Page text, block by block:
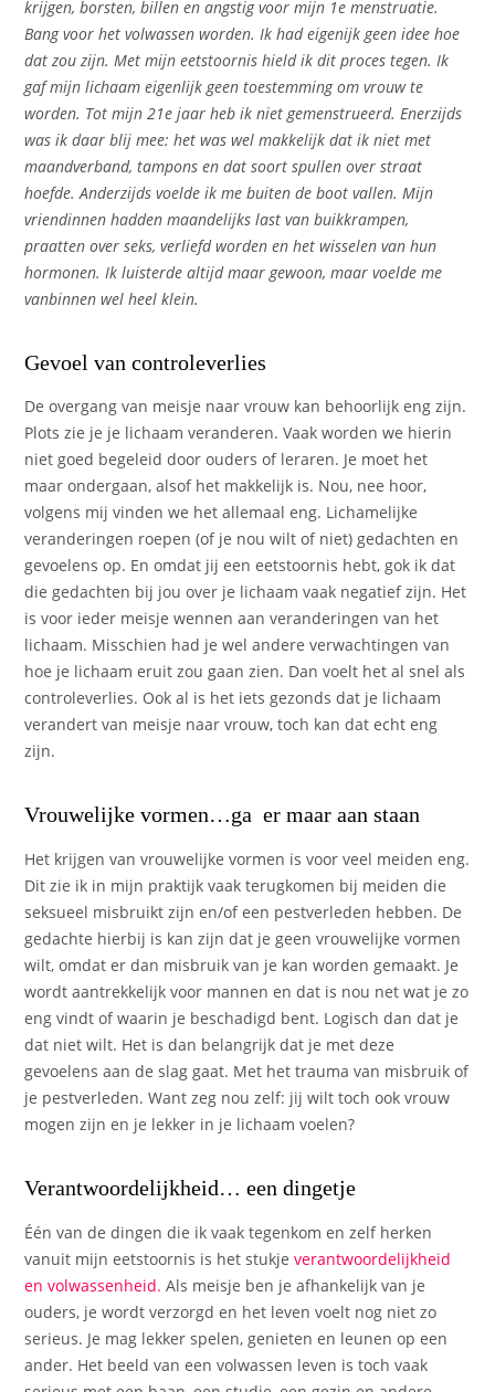
krijgen, borsten, billen en angstig voor mijn 1e menstruatie.
Bang voor het volwassen worden. Ik had eigenijk geen idee hoe
dat zou zijn. Met mijn eetstoornis hield ik dit proces tegen. Ik
gaf mijn lichaam eigenlijk geen toestemming om vrouw te
worden. Tot mijn 21e jaar heb ik niet gemenstrueerd. Enerzijds
was ik daar blij mee: het was wel makkelijk dat ik niet met
maandverband, tampons en dat soort spullen over straat
hoefde. Anderzijds voelde ik me buiten de boot vallen. Mijn
vriendinnen hadden maandelijks last van buikkrampen,
praatten over seks, verliefd worden en het wisselen van hun
hormonen. Ik luisterde altijd maar gewoon, maar voelde me
vanbinnen wel heel klein.
Gevoel van controleverlies
De overgang van meisje naar vrouw kan behoorlijk eng zijn.
Plots zie je je lichaam veranderen. Vaak worden we hierin
niet goed begeleid door ouders of leraren. Je moet het
maar ondergaan, alsof het makkelijk is. Nou, nee hoor,
volgens mij vinden we het allemaal eng. Lichamelijke
veranderingen roepen (of je nou wilt of niet) gedachten en
gevoelens op. En omdat jij een eetstoornis hebt, gok ik dat
die gedachten bij jou over je lichaam vaak negatief zijn. Het
is voor ieder meisje wennen aan veranderingen van het
lichaam. Misschien had je wel andere verwachtingen van
hoe je lichaam eruit zou gaan zien. Dan voelt het al snel als
controleverlies. Ook al is het iets gezonds dat je lichaam
verandert van meisje naar vrouw, toch kan dat echt eng
zijn.
Vrouwelijke vormen…ga er maar aan staan
Het krijgen van vrouwelijke vormen is voor veel meiden eng.
Dit zie ik in mijn praktijk vaak terugkomen bij meiden die
seksueel misbruikt zijn en/of een pestverleden hebben. De
gedachte hierbij is kan zijn dat je geen vrouwelijke vormen
wilt, omdat er dan misbruik van je kan worden gemaakt. Je
wordt aantrekkelijk voor mannen en dat is nou net wat je zo
eng vindt of waarin je beschadigd bent. Logisch dan dat je
dat niet wilt. Het is dan belangrijk dat je met deze
gevoelens aan de slag gaat. Met het trauma van misbruik of
je pestverleden. Want zeg nou zelf: jij wilt toch ook vrouw
mogen zijn en je lekker in je lichaam voelen?
Verantwoordelijkheid… een dingetje
Één van de dingen die ik vaak tegenkom en zelf herken
vanuit mijn eetstoornis is het stukjeverantwoordelijkheid
en volwassenheid. Als meisje ben je afhankelijk van je
ouders, je wordt verzorgd en het leven voelt nog niet zo
serieus. Je mag lekker spelen, genieten en leunen op een
ander. Het beeld van een volwassen leven is toch vaak